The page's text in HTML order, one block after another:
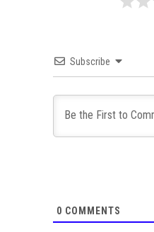
Subscribe
0 COMMENTS